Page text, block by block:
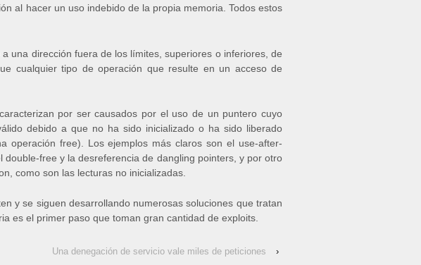
al hacer un uso indebido de la propia memoria. Todos estos
una dirección fuera de los límites, superiores o inferiores, de
cualquier tipo de operación que resulte en un acceso de
por ser causados por el uso de un puntero cuyo
debido a que no ha sido inicializado o ha sido liberado
operación free). Los ejemplos más claros son el use-after-
double-free y la desreferencia de dangling pointers, y por otro
como son las lecturas no inicializadas.
y se siguen desarrollando numerosas soluciones que tratan
es el primer paso que toman gran cantidad de exploits.
Una denegación de servicio vale miles de peticiones ›